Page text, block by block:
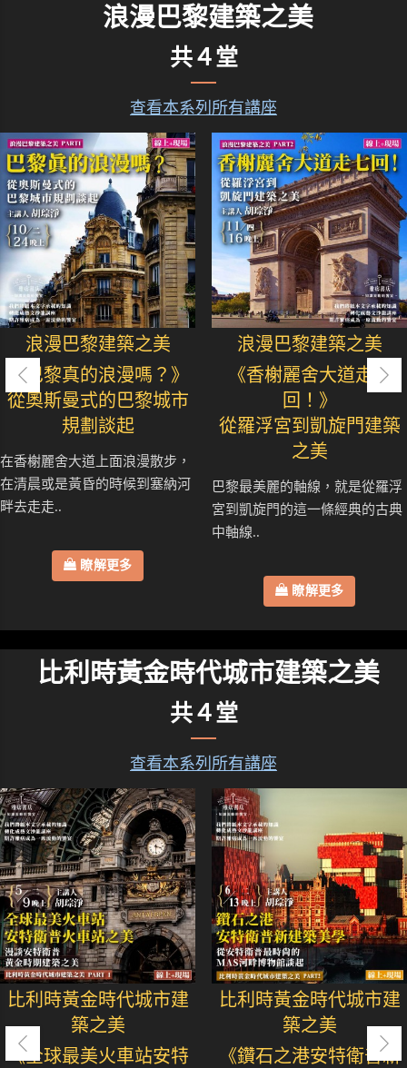
浪漫巴黎建築之美
共４堂
查看本系列所有講座
浪漫巴黎建築之美
《巴黎真的浪漫嗎？》
從奧斯曼式的巴黎城市
規劃談起
在香榭麗舍大道上面浪漫散步，
在清晨或是黃昏的時候到塞納河
畔去走走..
瞭解更多
浪漫巴黎建築之美
《香榭麗舍大道走七
回！》
從羅浮宮到凱旋門建築
之美
巴黎最美麗的軸線，就是從羅浮
宮到凱旋門的這一條經典的古典
中軸線..
瞭解更多
比利時黃金時代城市建築之美
共４堂
查看本系列所有講座
比利時黃金時代城市建
築之美
《全球最美火車站安特
比利時黃金時代城市建
築之美
《鑽石之港安特衛普新